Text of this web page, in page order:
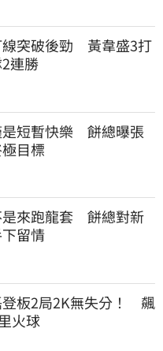
突破後勁　黃韋盛3打
連勝
短暫快樂　餅總曝張
目標
來跑龍套　餅總對新
留情
板2局2K無失分！　飆
火球